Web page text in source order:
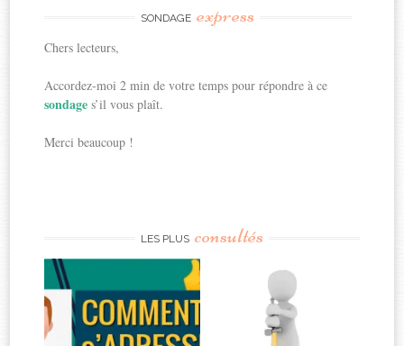
SONDAGE express
Chers lecteurs,
Accordez-moi 2 min de votre temps pour répondre à ce
sondages’il vous plaît.
Merci beaucoup !
LES PLUS consultés